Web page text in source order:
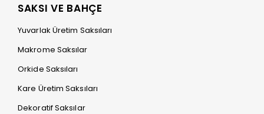
SAKSI VE BAHÇE
Yuvarlak Üretim Saksıları
Makrome Saksılar
Orkide Saksıları
Kare Üretim Saksıları
Dekoratif Saksılar